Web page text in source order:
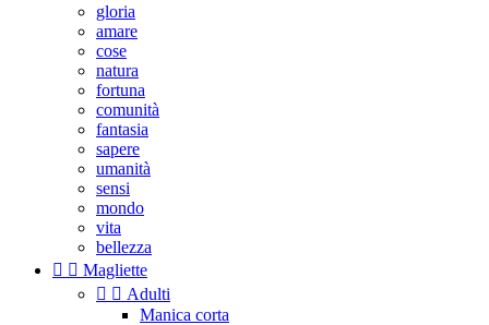
gloria
amare
cose
natura
fortuna
comunità
fantasia
sapere
umanità
sensi
mondo
vita
bellezza
  Magliette
  Adulti
Manica corta